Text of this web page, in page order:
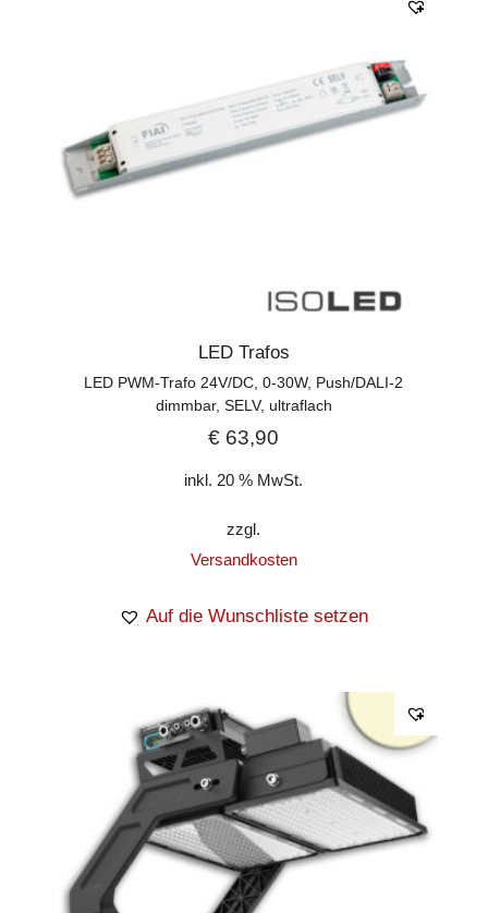
LED Trafos
LED PWM-Trafo 24V/DC, 0-30W, Push/DALI-2
dimmbar, SELV, ultraflach
€ 63,90
inkl. 20 % MwSt.
zzgl.
Versandkosten
Auf die Wunschliste setzen